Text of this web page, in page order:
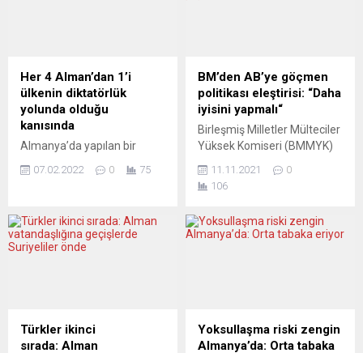
dönemine girdiğimizi
yazıyorsunuz. Seçim ve
demokrasi bu “liberal faşist
diktatörlük” rejiminde nasıl
KONUK – “Neo-liberalizm”
karşılığı...
PÚBLİCO (Portekiz)
Karanlığın sonu Público,
kilisenin yenilenmesi için
çok...
Her 4 Alman’dan 1’i
ülkenin diktatörlük
yolunda olduğu
kanısında
Almanya’da yapılan bir
demokrasiye olan güvenin
yolunda olduğunu
düşündüğünü ortaya koydu.
salgını sırasında hükümete
olan güven zayıfladı. Bazı
07.02.2022 0 75
BM’den AB’ye göçmen
politikası eleştirisi: “Daha
iyisini yapmalı“
Birleşmiş Milletler Mülteciler
Yüksek Komiseri (BMMYK)
Birliği’nin (AB) göçmen
politikasını eleştirerek,
dayalı bir birlik olan AB, daha
iyisini yapmalı, yapabilir“
şiddete veya zulme maruz
kalmak için mülteci olmayı
11.11.2021
0
106
Türkler ikinci
sırada: Alman
Yoksullaşma riski zengin
Almanya’da: Orta tabaka